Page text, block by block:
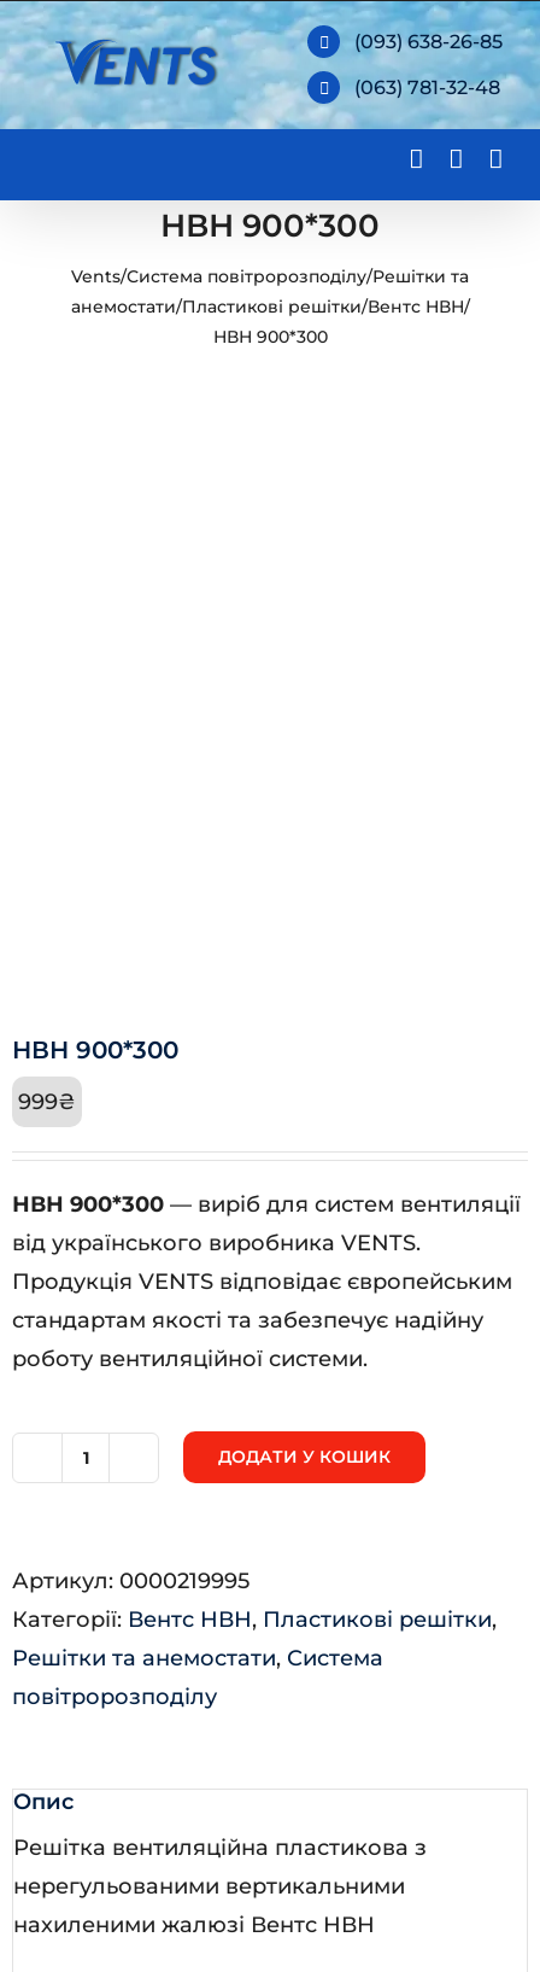
Skip
to
content
(093) 638-26-85
(063) 781-32-48
НВН 900*300
Vents/Система повітророзподілу/Решітки та
анемостати/Пластикові решітки/Вентс НВН/
НВН 900*300
НВН 900*300
999₴
НВН 900*300 — виріб для систем вентиляції
від українського виробника VENTS.
Продукція VENTS відповідає європейським
стандартам якості та забезпечує надійну
роботу вентиляційної системи.
ДОДАТИ У КОШИК
Артикул: 0000219995
Категорії: Вентс НВН, Пластикові решітки,
Решітки та анемостати, Система
повітророзподілу
Опис
Решітка вентиляційна пластикова з
нерегульованими вертикальними
нахиленими жалюзі Вентс НВН